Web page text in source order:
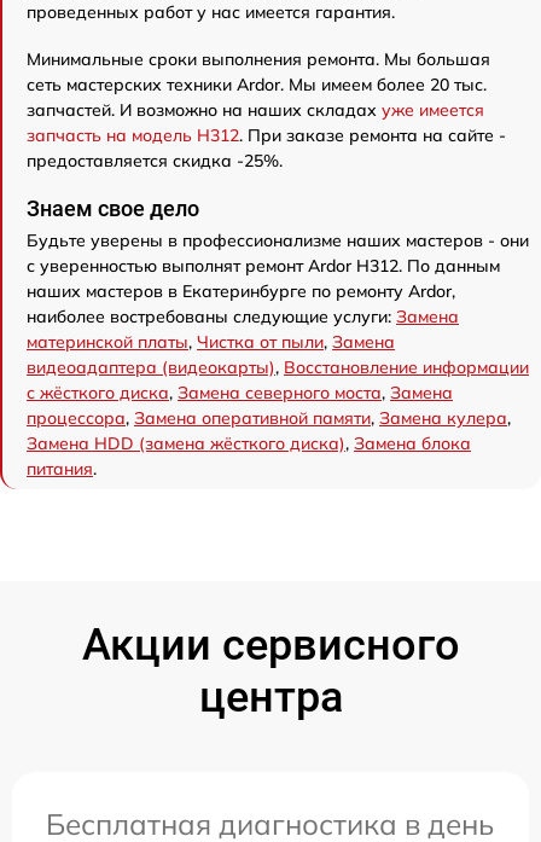
проведенных работ у нас имеется гарантия.
Минимальные сроки выполнения ремонта. Мы большая
сеть мастерских техники Ardor. Мы имеем более 20 тыс.
запчастей. И возможно на наших складах уже имеется
запчасть на модель H312. При заказе ремонта на сайте -
предоставляется скидка -25%.
Знаем свое дело
Будьте уверены в профессионализме наших мастеров - они
с уверенностью выполнят ремонт Ardor H312. По данным
наших мастеров в Екатеринбурге по ремонту Ardor,
наиболее востребованы следующие услуги: Замена
материнской платы, Чистка от пыли, Замена
видеоадаптера (видеокарты), Восстановление информации
с жёсткого диска, Замена северного моста, Замена
процессора, Замена оперативной памяти, Замена кулера,
Замена HDD (замена жёсткого диска), Замена блока
питания.
Акции сервисного
центра
Бесплатная диагностика в день